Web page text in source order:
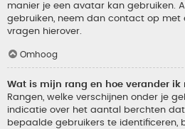
manier je een avatar kan gebruiken.
gebruiken, neem dan contact op met
vragen hierover.
Omhoog
Wat is mijn rang en hoe verander ik
Rangen, welke verschijnen onder je
indicatie over het aantal berchten
bepaalde gebruikers te identificeren,